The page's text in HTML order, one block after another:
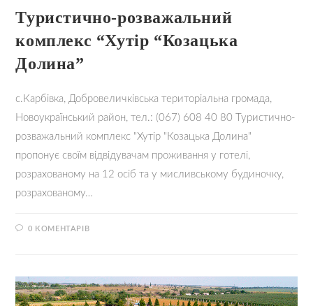
Туристично-розважальний
комплекс “Хутір “Козацька
Долина”
с.Карбівка, Добровеличківська територіальна громада,
Новоукраїнський район, тел.: (067) 608 40 80 Туристично-
розважальний комплекс "Хутір "Козацька Долина"
пропонує своїм відвідувачам проживання у готелі,
розрахованому на 12 осіб та у мисливському будиночку,
розрахованому…
0 КОМЕНТАРІВ